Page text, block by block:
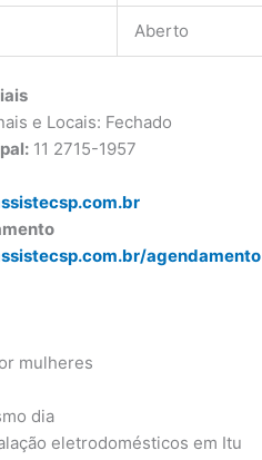
Aberto
e Locais: Fechado
11 2715-1957
agendamento
mulheres
dia
eletrodomésticos em Itu